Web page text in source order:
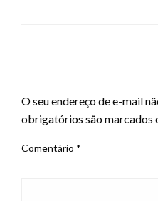
O seu endereço de e-mail
obrigatórios são marcados
Comentário *